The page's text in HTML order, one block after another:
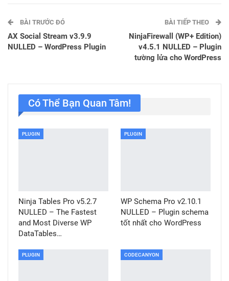
BÀI TRƯỚC ĐÓ
AX Social Stream v3.9.9
NULLED – WordPress Plugin
BÀI TIẾP THEO
NinjaFirewall (WP+ Edition)
v4.5.1 NULLED – Plugin
tường lửa cho WordPress
Có Thể Bạn Quan Tâm!
PLUGIN
Ninja Tables Pro v5.2.7
NULLED – The Fastest
and Most Diverse WP
DataTables…
PLUGIN
WP Schema Pro v2.10.1
NULLED – Plugin schema
tốt nhất cho WordPress
PLUGIN CODECANYON